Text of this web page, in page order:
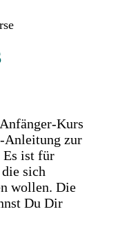
Kurs
zur
Es ist für
sich
wollen. Die
Du Dir